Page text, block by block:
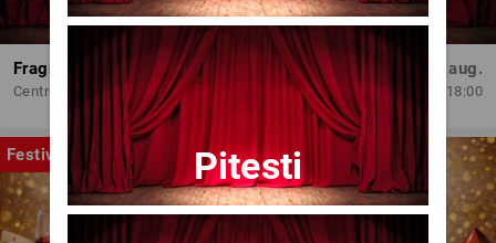
Fragmente dintr-un atelier – (regia Bogdan Mureșanu) – AG
Centrul Internațional de Artă Contemporană - Baia Turcească Iași
Dum, 30 aug.
18:00
Festival Pitesti